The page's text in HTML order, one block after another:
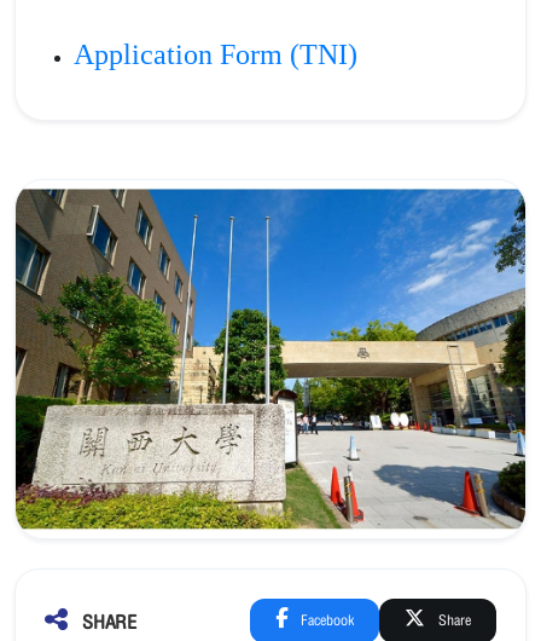
Application Form (TNI)
SHARE Facebook Share